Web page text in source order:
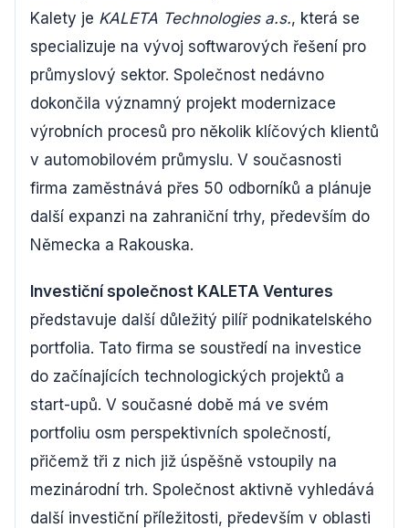
Kalety je KALETA Technologies a.s., která se
specializuje na vývoj softwarových řešení pro
průmyslový sektor. Společnost nedávno
dokončila významný projekt modernizace
výrobních procesů pro několik klíčových klientů
v automobilovém průmyslu. V současnosti
firma zaměstnává přes 50 odborníků a plánuje
další expanzi na zahraniční trhy, především do
Německa a Rakouska.
Investiční společnost KALETA Ventures
představuje další důležitý pilíř podnikatelského
portfolia. Tato firma se soustředí na investice
do začínajících technologických projektů a
start-upů. V současné době má ve svém
portfoliu osm perspektivních společností,
přičemž tři z nich již úspěšně vstoupily na
mezinárodní trh. Společnost aktivně vyhledává
další investiční příležitosti, především v oblasti